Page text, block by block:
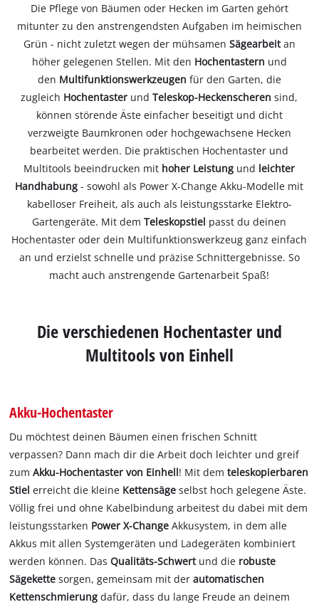
Die Pflege von Bäumen oder Hecken im Garten gehört
mitunter zu den anstrengendsten Aufgaben im heimischen
Grün - nicht zuletzt wegen der mühsamen Sägearbeitan
höher gelegenen Stellen. Mit den Hochentastern und
den Multifunktionswerkzeugen für den Garten, die
zugleich Hochentaster undTeleskop-Heckenscheren sind,
können störende Äste einfacher beseitigt und dicht
verzweigte Baumkronen oder hochgewachsene Hecken
bearbeitet werden. Die praktischen Hochentaster und
Multitools beeindrucken mit hoher Leistung und leichter
Handhabung - sowohl als Power X-Change Akku-Modelle mit
kabelloser Freiheit, als auch als leistungsstarke Elektro-
Gartengeräte. Mit demTeleskopstiel passt du deinen
Hochentaster oder dein Multifunktionswerkzeug ganz einfach
an und erzielst schnelle und präzise Schnittergebnisse. So
macht auch anstrengende Gartenarbeit Spaß!
Die verschiedenen Hochentaster und
Multitools von Einhell
Akku-Hochentaster
Du möchtest deinen Bäumen einen frischen Schnitt
verpassen? Dann mach dir die Arbeit doch leichter und greif
zumAkku-Hochentaster von Einhell! Mit demteleskopierbaren
Stiel erreicht die kleine Kettensägeselbst hoch gelegene Äste.
Völlig frei und ohne Kabelbindung arbeitest du dabei mit dem
leistungsstarken Power X-Change Akkusystem, in dem alle
Akkus mit allen Systemgeräten und Ladegeräten kombiniert
werden können. DasQualitäts-Schwertund die robuste
Sägekette sorgen, gemeinsam mit derautomatischen
Kettenschmierung dafür, dass du lange Freude an deinem